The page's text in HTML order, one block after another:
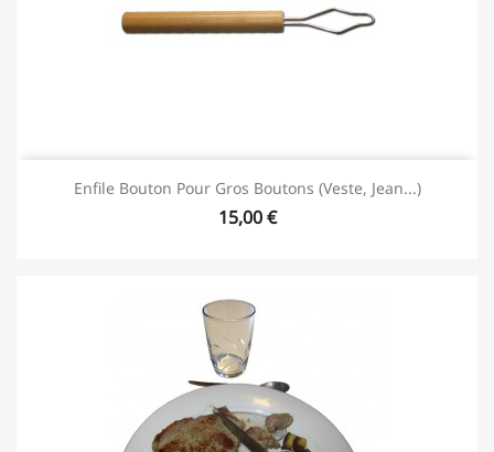
Enfile Bouton Pour Gros Boutons (veste, Jean...)
15,00 €